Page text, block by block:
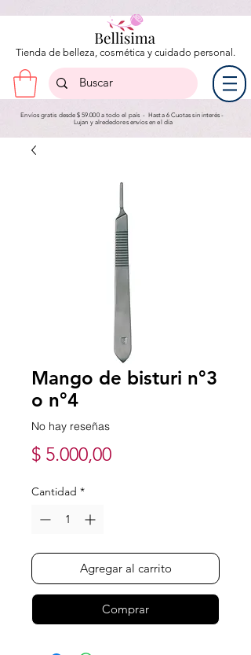
Tienda de belleza, cosmética y cuidado personal.
Envíos gratis desde $ 59.000 a todo el país - Hasta 6 Cuotas sin interés -
Lujan y alrededores envíos en el día
Mango de bisturi n°3
o n°4
No hay reseñas
$ 5.000,00Precio
Cantidad *
Agregar al carrito
Comprar